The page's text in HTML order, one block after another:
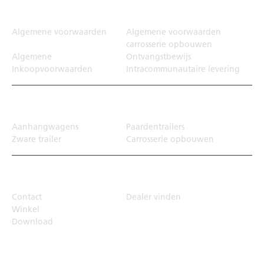
Algemene voorwaarden
Algemene voorwaarden
carrosserie opbouwen
Algemene
Inkoopvoorwaarden
Ontvangstbewijs
Intracommunautaire levering
Aanhangwagens
Paardentrailers
Zware trailer
Carrosserie opbouwen
Contact
Dealer vinden
Winkel
Download